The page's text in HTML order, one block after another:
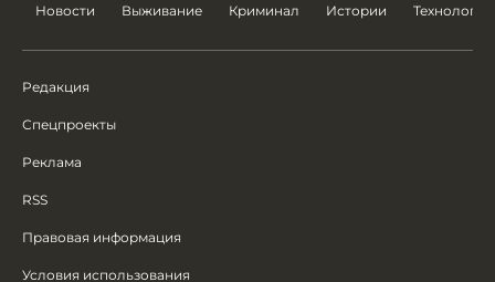
Новости Выживание Криминал Истории Технологии
Редакция
Спецпроекты
Реклама
RSS
Правовая информация
Условия использования